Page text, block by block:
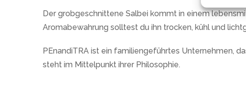
Der grobgeschnittene Salbei kommt in einem
Aromabewahrung solltest du ihn trocken, kühl und
PEnandiTRA ist ein familiengeführtes Unternehmen,
steht im Mittelpunkt ihrer Philosophie.